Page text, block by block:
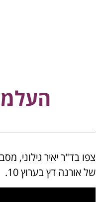
צפו בד"ר יאיר גילוני,
של אורנה דץ בערוץ 10.